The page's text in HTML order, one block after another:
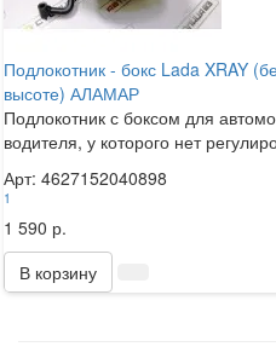
Подлокотник - бокс Lada XRAY
высоте) АЛАМАР
Подлокотник с боксом для
водителя, у которого нет
Арт: 4627152040898
1
1 590 р.
В корзину